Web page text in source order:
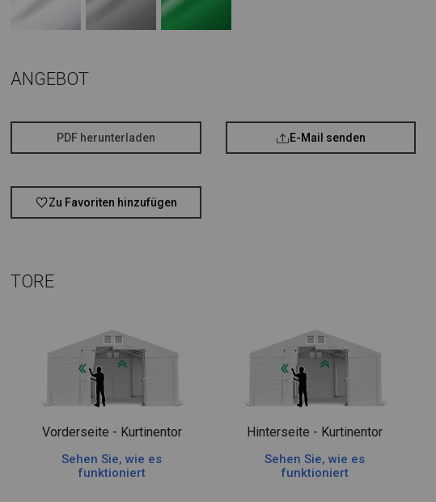
ANGEBOT
PDF herunterladen E-Mail senden
Zu Favoriten hinzufügen
TORE
Vorderseite - Kurtinentor
Sehen Sie, wie es
funktioniert
Hinterseite - Kurtinentor
Sehen Sie, wie es
funktioniert